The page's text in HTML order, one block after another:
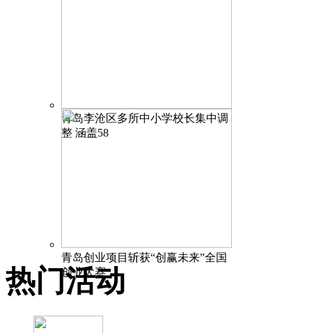
青岛李沧区多所中小学校长集中调
整 涵盖58
青岛创业项目斩获“创赢未来”全国
创业大赛
热门活动